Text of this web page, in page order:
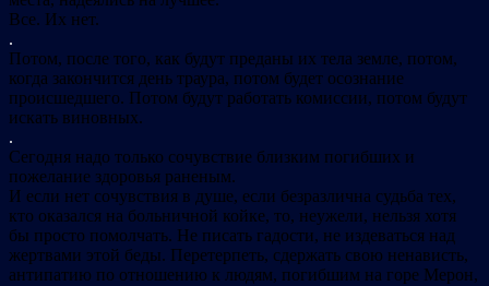
Все. Их нет.
.
Потом, после того, как будут преданы их тела земле, потом,
когда закончится день траура, потом будет осознание
происшедшего. Потом будут работать комиссии, потом будут
искать виновных.
.
Сегодня надо только сочувствие близким погибших и
пожелание здоровья раненым.
И если нет сочувствия в душе, если безразлична судьба тех,
кто оказался на больничной койке, то, неужели, нельзя хотя
бы просто помолчать. Не писать гадости, не издеваться над
жертвами этой беды. Перетерпеть, сдержать свою ненависть,
антипатию по отношению к людям, погибшим на горе Мерон,